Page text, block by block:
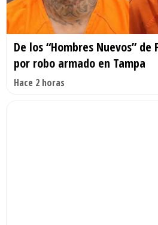
De los “Hombres Nuevos”
por robo armado en Tampa
Hace 2 horas